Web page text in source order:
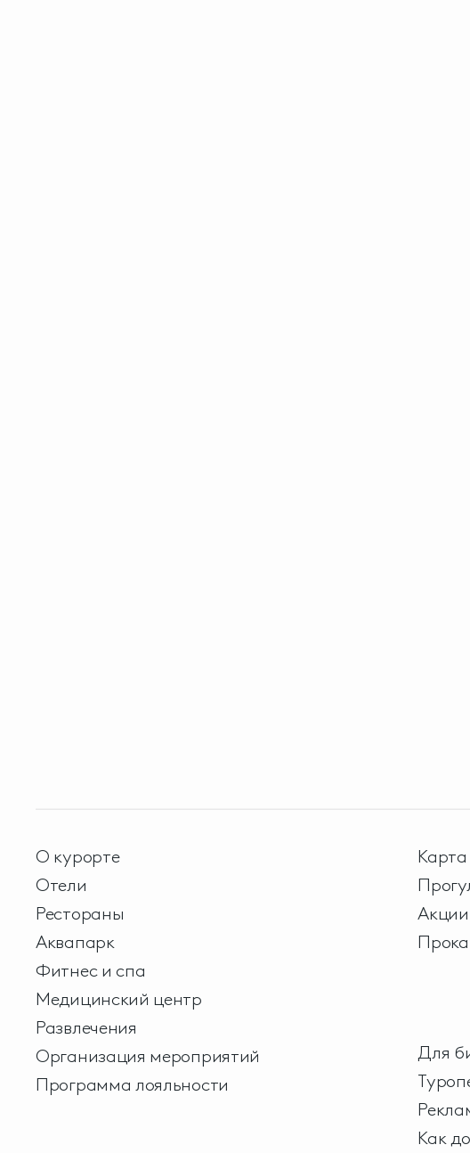
О курорте
Отели
Рестораны
Аквапарк
Фитнес и спа
Медицинский центр
Развлечения
Организация мероприятий
Программа лояльности
Для
Как